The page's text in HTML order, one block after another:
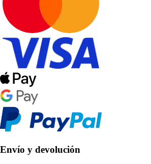
Envío y devolución